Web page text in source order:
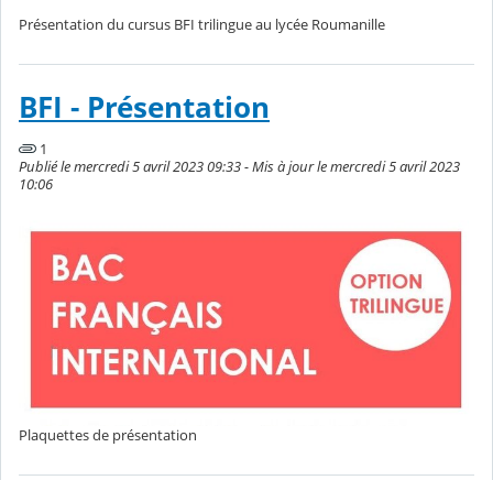
Présentation du cursus BFI trilingue au lycée Roumanille
BFI - Présentation
1
Publié le mercredi 5 avril 2023 09:33 - Mis à jour le mercredi 5 avril 2023
10:06
Plaquettes de présentation